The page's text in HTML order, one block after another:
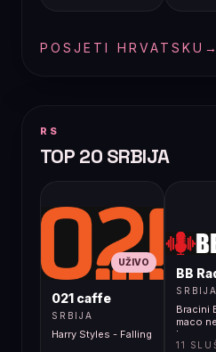
POSJETI HRVATSKU →
RS
TOP 20 SRBIJA
UŽIVO
021 caffe
SRBIJA
Harry Styles - Falling
BB
SRBIJA
Bracini
maco
braco
11